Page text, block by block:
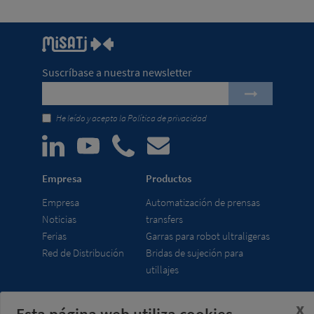
Suscríbase a nuestra newsletter
He leído y acepto laPolítica de privacidad
Empresa
Empresa
Noticias
Ferias
Red de Distribución
Productos
Automatización de prensas
transfers
Garras para robot ultraligeras
Bridas de sujeción para
utillajes
Misati S.L. x